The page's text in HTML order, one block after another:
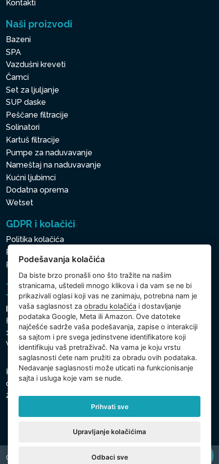
Kontakti
Naši proizvodi
Bazeni
SPA
Vazdušni kreveti
Čamci
Set za ljuljanje
SUP daske
Peščane filtracije
Solinatori
Kartuš filtracije
Pumpe za naduvavanje
Nameštaj na naduvavanje
Kućni ljubimci
Dodatna oprema
Wetset
GDPR i kolačići
Politika kolačića
Politika zaštite ličnih i drugih obrađivanih podataka
Podešavanja kolačića
Intex Trading, s.r.o.
Hradecká 2526/3
130 00 Praha 3
Vinohrady - Česká republika
Kompanija je registrovana u Opštinskom sudu u Pragu,
odeljak C, uložak 74759, Identifikacioni broj kompanije:
26150808, Poreski identifikacioni broj: CZ26150808.
Copyright © 2026 INTEX TRADING s.r.o. All rights reserved.
Podešavanja kolačića
Da biste brzo pronašli ono što tražite na našim
stranicama, uštedeli mnogo klikova i da vam se ne bi
prikazivali oglasi koji vas ne zanimaju, potrebna nam je
vaša saglasnost zaobradu kolačića i dostavljanje
podataka Google, Meta ili Amazon. Ove datoteke
najčešće sadrže vaša podešavanja, zapise o interakciji
sa sajtom i pre svega jedinstvene identifikatore koji
identifikuju vaš pretraživač. Na vama je koju vrstu
saglasnosti ćete nam pružiti za obradu ovih podataka.
Nedavanje saglasnosti može uticati na funkcionisanje
sajta i usluga koje vam se nude.
Prihvati sve
Upravljanje kolačićima
Odbaci sve